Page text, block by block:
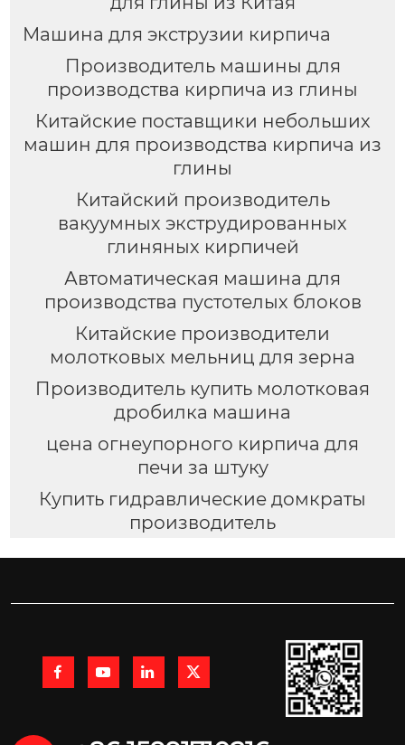
Машина для экструзии кирпича
Производитель машины для
производства кирпича из глины
Китайские поставщики небольших
машин для производства кирпича из
глины
Китайский производитель
вакуумных экструдированных
глиняных кирпичей
Автоматическая машина для
производства пустотелых блоков
Китайские производители
молотковых мельниц для зерна
Производитель купить молотковая
дробилка машина
цена огнеупорного кирпича для
печи за штуку
Купить гидравлические домкраты
производитель
   